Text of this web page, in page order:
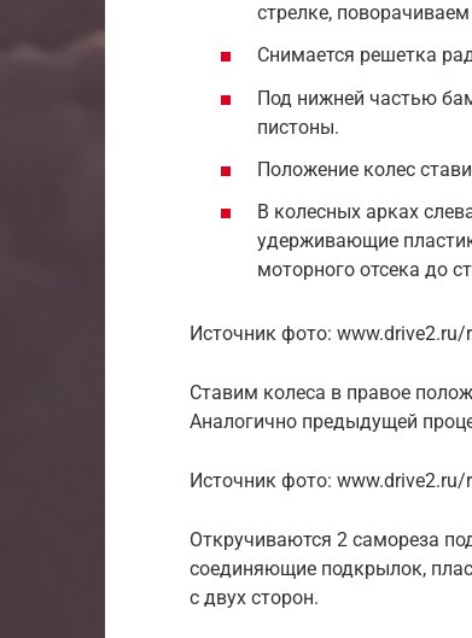
стрелке,
Снимается решетка
Под нижней частью
пистоны.
Положение колес
В колесных арках
удерживающие
моторного отсека до
Источник фото:
Ставим колеса в правое
Аналогично предыдущей
Источник фото:
Откручиваются 2 самореза
соединяющие подкрылок,
с двух сторон.